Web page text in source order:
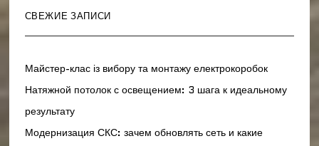
СВЕЖИЕ ЗАПИСИ
Майстер-клас із вибору та монтажу електрокоробок
Натяжной потолок с освещением: 3 шага к идеальному
результату
Модернизация СКС: зачем обновлять сеть и какие